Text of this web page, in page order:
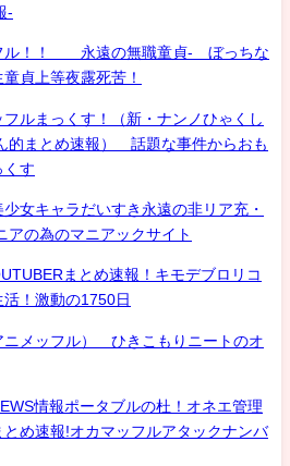
-
ル！！ 永遠の無職童貞- ぼっちな
貞上等夜露死苦！
ルまっくす！（新・ナンノひゃくし
的まとめ速報） 話題な事件からおも
くす
女キャラだいすき永遠の非リア充・
アの為のマニアックサイト
まとめ速報！キモデブロリコ
！激動の1750日
ニメッフル） ひきこもりニートのオ
情報ポータブルの杜！オネエ管理
め速報!オカマッフルアタックナンバ